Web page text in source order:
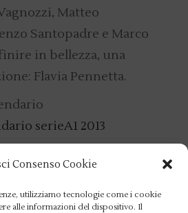
Consenso Cookie
utilizziamo tecnologie come i cookie
alle informazioni del dispositivo. Il
Matteo
Santopadre e Marco
in bellezza, una
Flavia Pennetta.
serieA1 2013